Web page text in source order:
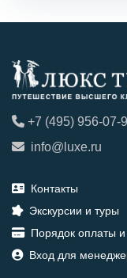
+7 (495) 956-07-
info@luxe.ru
Контакты
Экскурсии и туры
Порядок оплаты
Вход для